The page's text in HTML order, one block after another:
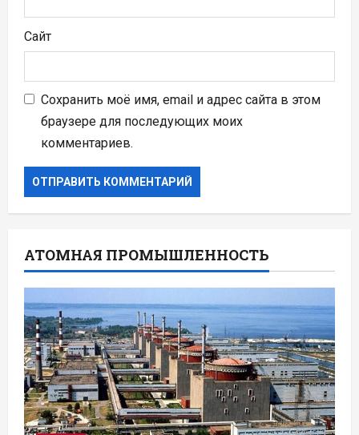
Сайт
Сохранить моё имя, email и адрес сайта в этом
браузере для последующих моих
комментариев.
АТОМНАЯ ПРОМЫШЛЕННОСТЬ